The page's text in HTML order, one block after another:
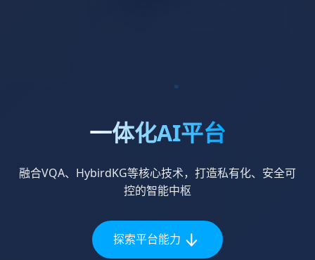
一体化AI平台
融合VQA、HybirdKG等核心技术，打造私有化、安全可
控的智能中枢
探索平台能力